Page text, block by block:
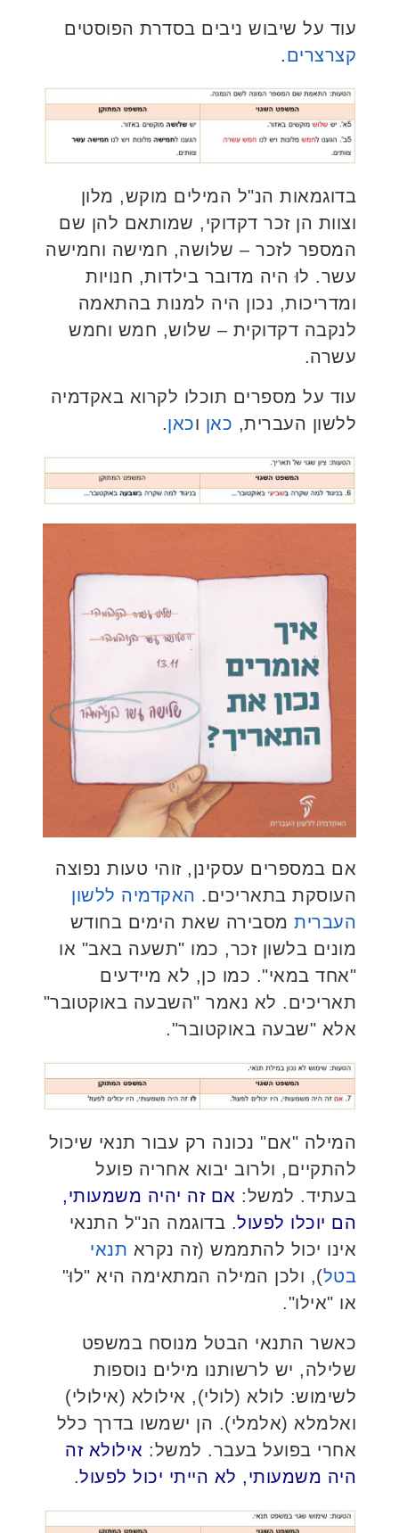
עוד על שיבוש ניבים בסדרת הפוסטים
קצרצרים.
בדוגמאות הנ"ל המילים מוקש, מלון
וצוות הן זכר דקדוקי, שמותאם להן שם
המספר לזכר – שלושה, חמישה וחמישה
עשר. לוּ היה מדובר בילדות, חנויות
ומדריכות, נכון היה למנות בהתאמה
לנקבה דקדוקית – שלוש, חמש וחמש
עשרה.
עוד על מספרים תוכלו לקרוא באקדמיה
ללשון העברית, כאן וכאן.
אם במספרים עסקינן, זוהי טעות נפוצה
העוסקת בתאריכים. האקדמיה ללשון
העברית מסבירה שאת הימים בחודש
מונים בלשון זכר, כמו "תשעה באב" או
"אחד במאי". כמו כן, לא מיידעים
תאריכים. לא נאמר "השבעה באוקטובר"
אלא "שבעה באוקטובר".
המילה "אם" נכונה רק עבור תנאי שיכול
להתקיים, ולרוב יבוא אחריה פועל
בעתיד. למשל: אם זה יהיה משמעותי,
הם יוכלו לפעול. בדוגמה הנ"ל התנאי
אינו יכול להתממש (זה נקרא תנאי
בטל), ולכן המילה המתאימה היא "לוּ"
או "אילו".
כאשר התנאי הבטל מנוסח במשפט
שלילה, יש לרשותנו מילים נוספות
לשימוש: לולא (לולי), אילולא (אילולי)
ואלמלא (אלמלי). הן ישמשו בדרך כלל
אחרי בפועל בעבר. למשל: אילולא זה
היה משמעותי, לא הייתי יכול לפעול.